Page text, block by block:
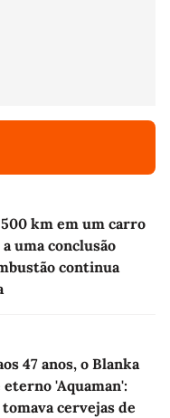
km em um carro
uma conclusão
continua
47 anos, o Blanka
'Aquaman':
cervejas de